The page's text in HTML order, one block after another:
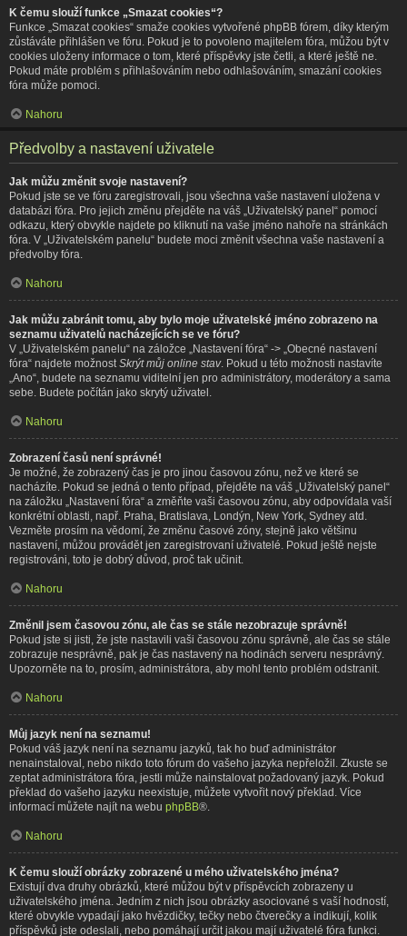
K čemu slouží funkce „Smazat cookies“?
Funkce „Smazat cookies“ smaže cookies vytvořené phpBB fórem, díky kterým
zůstáváte přihlášen ve fóru. Pokud je to povoleno majitelem fóra, můžou být v
cookies uloženy informace o tom, které příspěvky jste četli, a které ještě ne.
Pokud máte problém s přihlašováním nebo odhlašováním, smazání cookies
fóra může pomoci.
Nahoru
Předvolby a nastavení uživatele
Jak můžu změnit svoje nastavení?
Pokud jste se ve fóru zaregistrovali, jsou všechna vaše nastavení uložena v
databázi fóra. Pro jejich změnu přejděte na váš „Uživatelský panel“ pomocí
odkazu, který obvykle najdete po kliknutí na vaše jméno nahoře na stránkách
fóra. V „Uživatelském panelu“ budete moci změnit všechna vaše nastavení a
předvolby fóra.
Nahoru
Jak můžu zabránit tomu, aby bylo moje uživatelské jméno zobrazeno na
seznamu uživatelů nacházejících se ve fóru?
V „Uživatelském panelu“ na záložce „Nastavení fóra“ -> „Obecné nastavení
fóra“ najdete možnost Skrýt můj online stav. Pokud u této možnosti nastavíte
„Ano“, budete na seznamu viditelní jen pro administrátory, moderátory a sama
sebe. Budete počítán jako skrytý uživatel.
Nahoru
Zobrazení časů není správné!
Je možné, že zobrazený čas je pro jinou časovou zónu, než ve které se
nacházíte. Pokud se jedná o tento případ, přejděte na váš „Uživatelský panel“
na záložku „Nastavení fóra“ a změňte vaši časovou zónu, aby odpovídala vaší
konkrétní oblasti, např. Praha, Bratislava, Londýn, New York, Sydney atd.
Vezměte prosím na vědomí, že změnu časové zóny, stejně jako většinu
nastavení, můžou provádět jen zaregistrovaní uživatelé. Pokud ještě nejste
registrováni, toto je dobrý důvod, proč tak učinit.
Nahoru
Změnil jsem časovou zónu, ale čas se stále nezobrazuje správně!
Pokud jste si jisti, že jste nastavili vaši časovou zónu správně, ale čas se stále
zobrazuje nesprávně, pak je čas nastavený na hodinách serveru nesprávný.
Upozorněte na to, prosím, administrátora, aby mohl tento problém odstranit.
Nahoru
Můj jazyk není na seznamu!
Pokud váš jazyk není na seznamu jazyků, tak ho buď administrátor
nenainstaloval, nebo nikdo toto fórum do vašeho jazyka nepřeložil. Zkuste se
zeptat administrátora fóra, jestli může nainstalovat požadovaný jazyk. Pokud
překlad do vašeho jazyku neexistuje, můžete vytvořit nový překlad. Více
informací můžete najít na webu phpBB®.
Nahoru
K čemu slouží obrázky zobrazené u mého uživatelského jména?
Existují dva druhy obrázků, které můžou být v příspěvcích zobrazeny u
uživatelského jména. Jedním z nich jsou obrázky asociované s vaší hodností,
které obvykle vypadají jako hvězdičky, tečky nebo čtverečky a indikují, kolik
příspěvků jste odeslali, nebo pomáhají určit jakou mají uživatelé fóra funkci.